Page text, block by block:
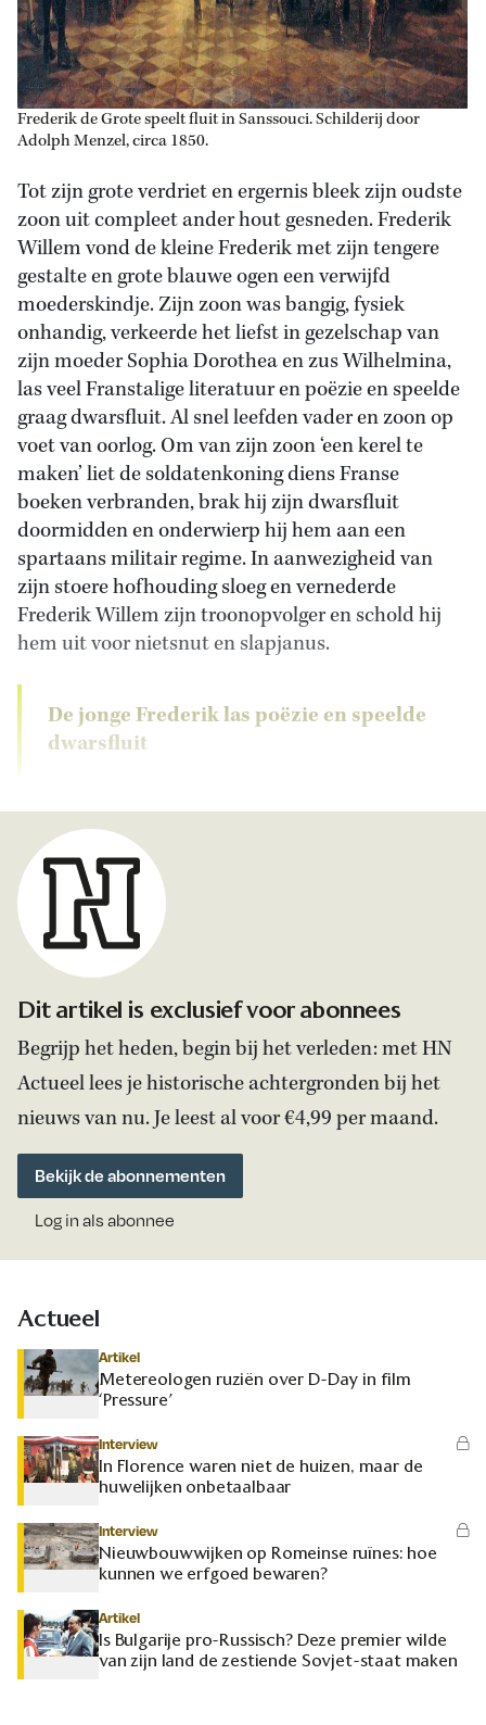
Frederik de Grote speelt fluit in Sanssouci. Schilderij door
Adolph Menzel, circa 1850.
Tot zijn grote verdriet en ergernis bleek zijn oudste
zoon uit compleet ander hout gesneden. Frederik
Willem vond de kleine Frederik met zijn tengere
gestalte en grote blauwe ogen een verwijfd
moederskindje. Zijn zoon was bangig, fysiek
onhandig, verkeerde het liefst in gezelschap van
zijn moeder Sophia Dorothea en zus Wilhelmina,
las veel Franstalige literatuur en poëzie en speelde
graag dwarsfluit. Al snel leefden vader en zoon op
voet van oorlog. Om van zijn zoon ‘een kerel te
maken’ liet de soldatenkoning diens Franse
boeken verbranden, brak hij zijn dwarsfluit
doormidden en onderwierp hij hem aan een
spartaans militair regime. In aanwezigheid van
zijn stoere hofhouding sloeg en vernederde
Frederik Willem zijn troonopvolger en schold hij
hem uit voor nietsnut en slapjanus.
De jonge Frederik las poëzie en speelde
dwarsfluit
Dit artikel is exclusief voor abonnees
Begrijp het heden, begin bij het verleden: met HN
Actueel lees je historische achtergronden bij het
nieuws van nu. Je leest al voor €4,99 per maand.
Bekijk de abonnementen
Log in als abonnee
Actueel
Artikel
Metereologen ruziën over D-Day in film
‘Pressure’
Interview
In Florence waren niet de huizen, maar de
huwelijken onbetaalbaar
Interview
Nieuwbouwwijken op Romeinse ruïnes: hoe
kunnen we erfgoed bewaren?
Artikel
Is Bulgarije pro-Russisch? Deze premier wilde
van zijn land de zestiende Sovjet-staat maken